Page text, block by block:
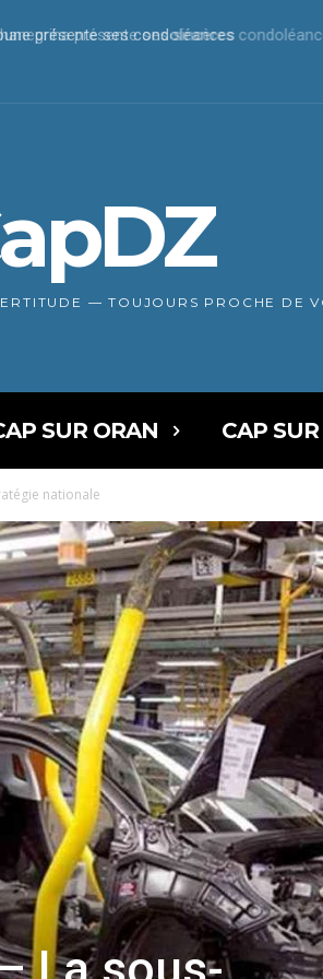
présente ses condoléances
— TOUJOURS PROCHE DE
SUR ORAN CAP
nationale